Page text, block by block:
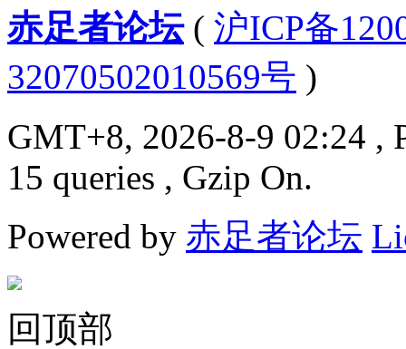
赤足者论坛( 沪ICP备
32070502010569号 )
GMT+8, 2026-8-9 02:24 ,
15 queries , Gzip On.
Powered by 赤足者论坛
回顶部